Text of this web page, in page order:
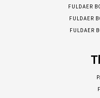
FULDAER
FULDAER
FULDAER